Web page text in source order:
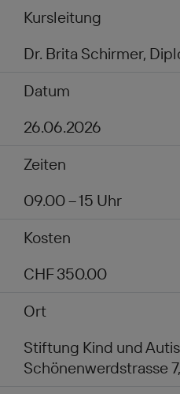
Kursleitung
Dr. Brita Schirmer,
Datum
26.06.2026
Zeiten
09.00 – 15 Uhr
Kosten
CHF 350.00
Ort
Stiftung Kind und
Schönenwerdstrasse